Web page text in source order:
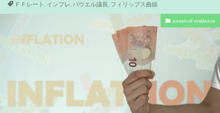
ＦＦレート , インフレ, パウエル議長, フィリップス曲線
annals of medicine